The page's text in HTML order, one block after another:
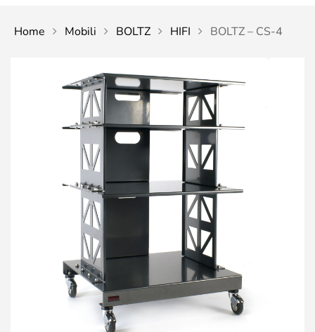
Home Mobili BOLTZ HIFI BOLTZ – CS-4